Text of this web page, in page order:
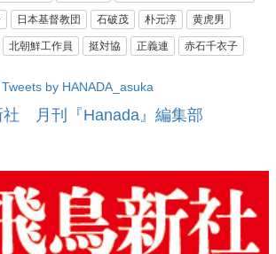
日本基督教団 石破茂 朴元淳 黄虎男
北朝鮮工作員 挺対協 正義連 赤石千衣子
Tweets by HANADA_asuka
社 月刊『Hanada』編集部